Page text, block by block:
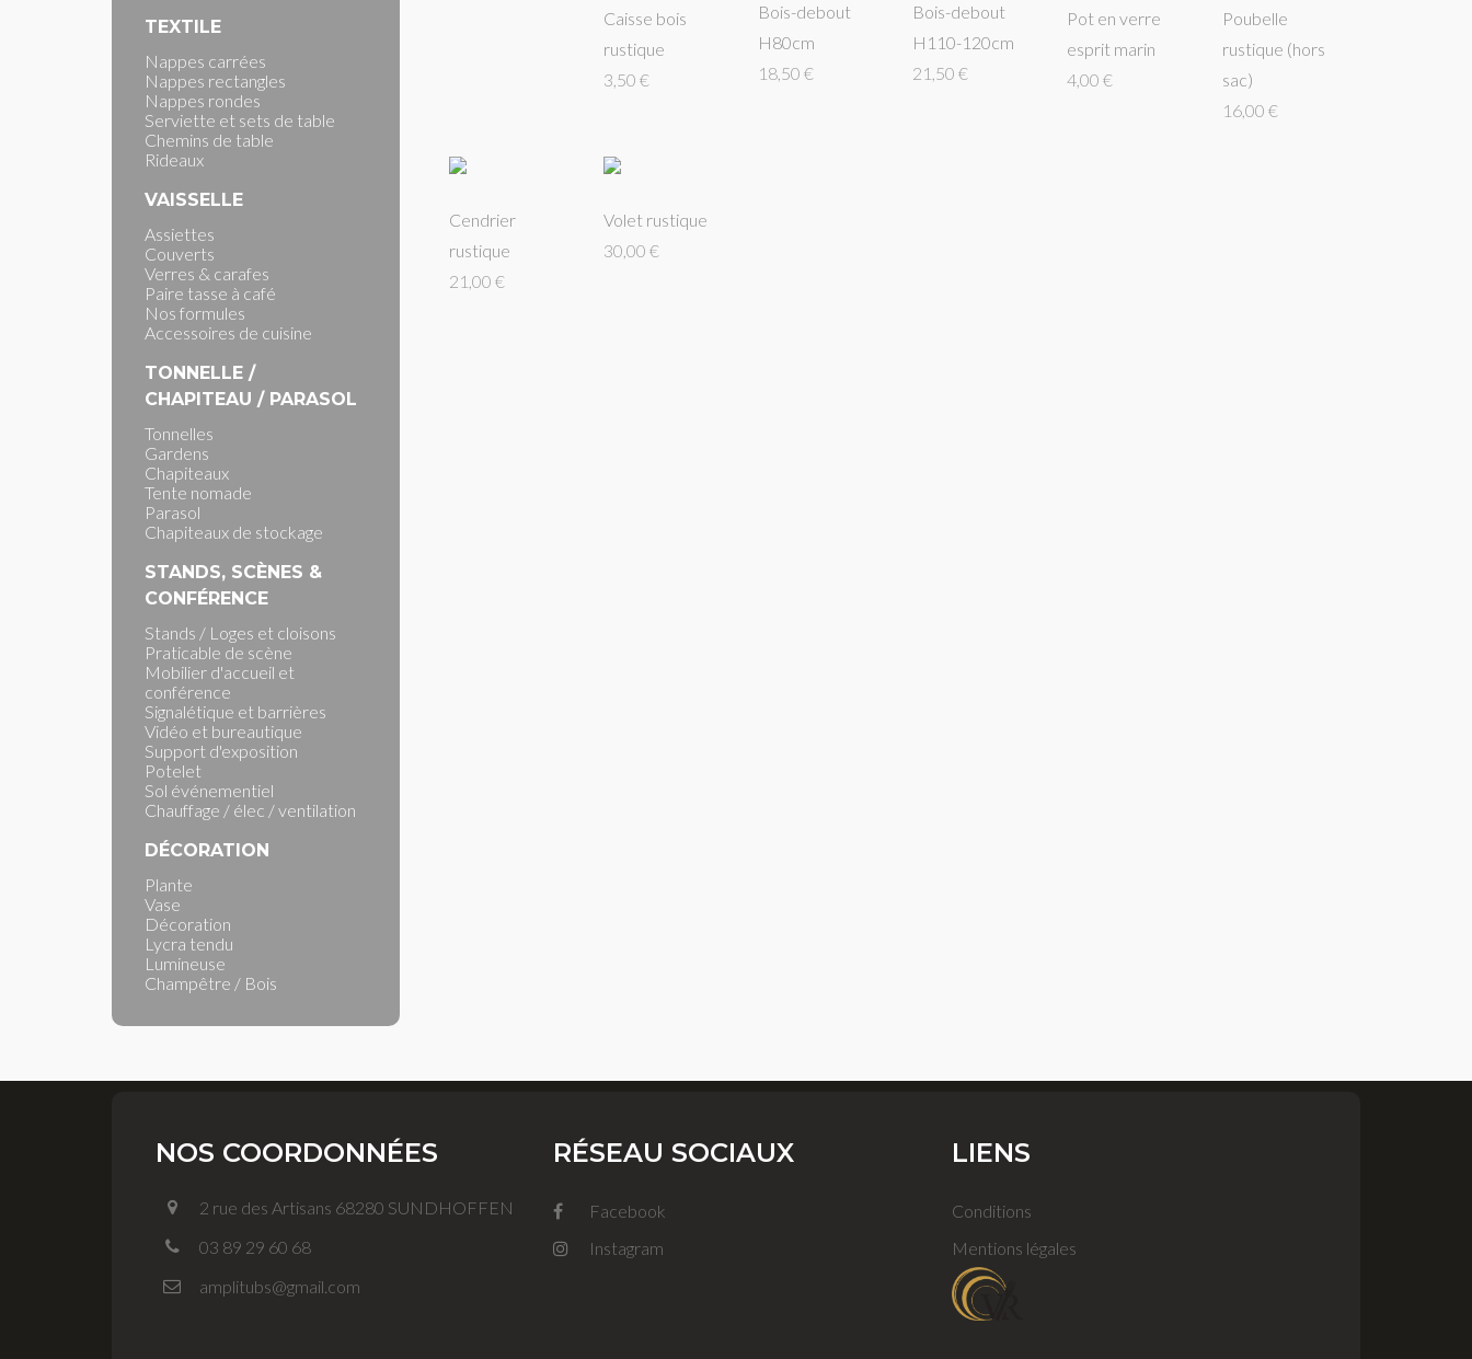
TEXTILE
Nappes carrées
Nappes rectangles
Nappes rondes
Serviette et sets de table
Chemins de table
Rideaux
VAISSELLE
Assiettes
Couverts
Verres & carafes
Paire tasse à café
Nos formules
Accessoires de cuisine
TONNELLE /
CHAPITEAU / PARASOL
Tonnelles
Gardens
Chapiteaux
Tente nomade
Parasol
Chapiteaux de stockage
STANDS, SCÈNES &
CONFÉRENCE
Stands / Loges et cloisons
Praticable de scène
Mobilier d'accueil et
conférence
Signalétique et barrières
Vidéo et bureautique
Support d'exposition
Potelet
Sol événementiel
Chauffage / élec / ventilation
DÉCORATION
Plante
Vase
Décoration
Lycra tendu
Lumineuse
Champêtre / Bois
Caisse bois
rustique
3,50 €
Bois-debout
H80cm
18,50 €
Bois-debout
H110-120cm
21,50 €
Pot en verre
esprit marin
4,00 €
Poubelle
rustique (hors
sac)
16,00 €
Cendrier
rustique
21,00 €
Volet rustique
30,00 €
NOS COORDONNÉES
2 rue des Artisans 68280 SUNDHOFFEN
03 89 29 60 68
amplitubs@gmail.com
RÉSEAU SOCIAUX
Facebook
Instagram
LIENS
Conditions
Mentions légales